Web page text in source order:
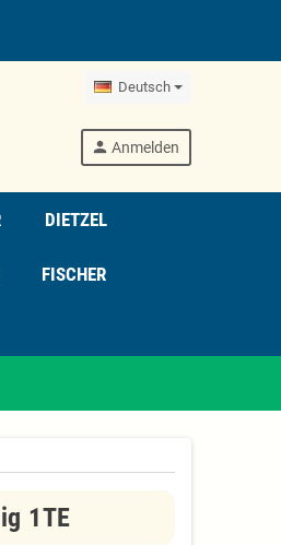
Deutsch
person Anmelden
DIETZEL
FISCHER
1TE